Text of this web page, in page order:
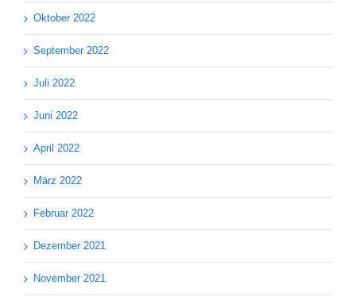
Oktober 2022
September 2022
Juli 2022
Juni 2022
April 2022
März 2022
Februar 2022
Dezember 2021
November 2021